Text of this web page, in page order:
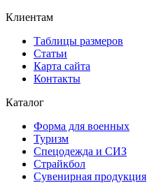
Клиентам
Таблицы размеров
Статьи
Карта сайта
Контакты
Каталог
Форма для военных
Туризм
Спецодежда и СИЗ
Страйкбол
Сувенирная продукция